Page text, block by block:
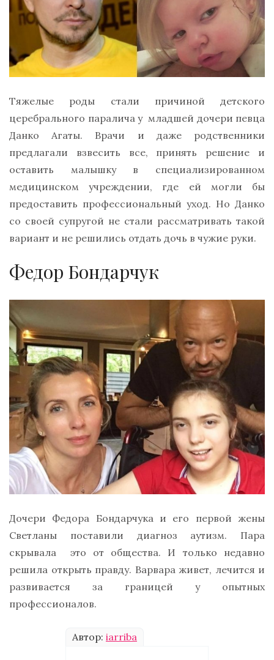
Тяжелые роды стали причиной детского
церебрального паралича у младшей дочери певца
Данко Агаты. Врачи и даже родственники
предлагали взвесить все, принять решение и
оставить малышку в специализированном
медицинском учреждении, где ей могли бы
предоставить профессиональный уход. Но Данко
со своей супругой не стали рассматривать такой
вариант и не решились отдать дочь в чужие руки.
Федор Бондарчук
Дочери Федора Бондарчука и его первой жены
Светланы поставили диагноз аутизм. Пара
скрывала это от общества. И только недавно
решила открыть правду. Варвара живет, лечится и
развивается за границей у опытных
профессионалов.
Автор: iarriba